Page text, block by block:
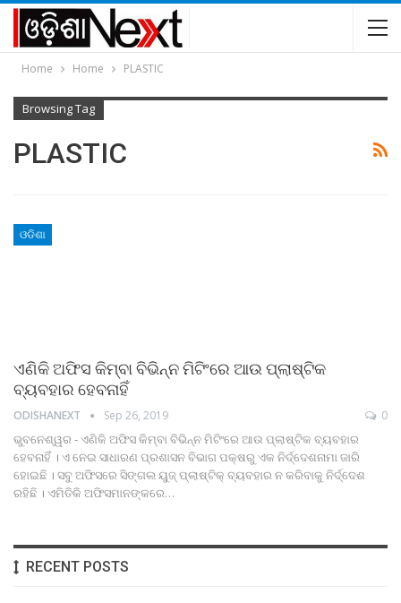
Home Home PLASTIC
Browsing Tag
PLASTIC
ଓଡିଶା
ଏଣିକି ଅଫିସ କିମ୍ବା ବିଭିନ୍ନ ମିଟିଂରେ ଆଉ ପ୍ଲାଷ୍ଟିକ
ବ୍ୟବହାର ହେବନାହିଁ
ODISHANEXT Sep 26, 2019 0
ଭୁବନେଶ୍ୱର - ଏଣିକି ଅଫିସ କିମ୍ବା ବିଭିନ୍ନ ମିଟିଂରେ ଆଉ ପ୍ଲାଷ୍ଟିକ ବ୍ୟବହାର
ହେବନାହିଁ । ଏ ନେଇ ସାଧାରଣ ପ୍ରଶାସନ ବିଭାଗ ପକ୍ଷରୁ ଏକ ନିର୍ଦ୍ଦେଶନାମା ଜାରି
ହୋଇଛି । ସବୁ ଅଫିସରେ ସିଙ୍ଗଲ ୟୁଜ୍‍ ପ୍ଲାଷ୍ଟିକ୍‍ ବ୍ୟବହାର ନ କରିବାକୁ ନିର୍ଦ୍ଦେଶ
ରହିଛି । ଏମିତିକି ଅଫିସମାନଙ୍କରେ…
RECENT POSTS